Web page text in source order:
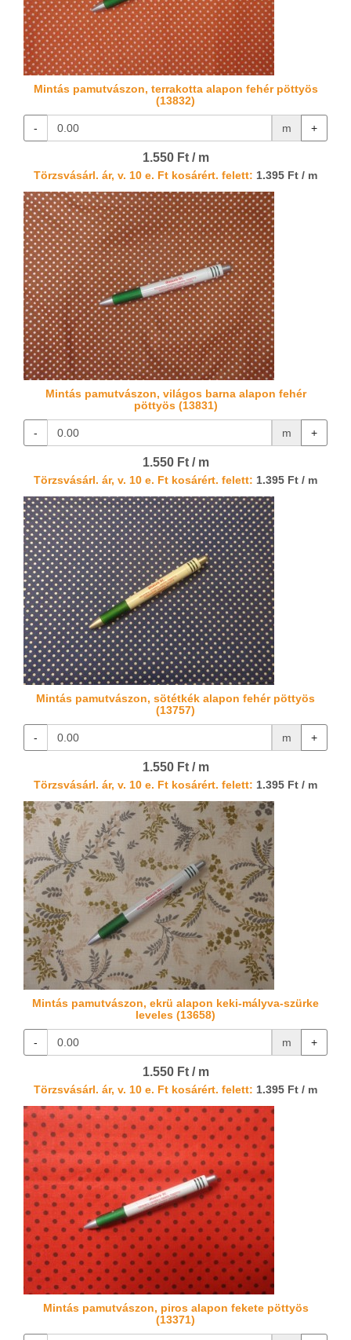
Mintás pamutvászon, terrakotta alapon fehér pöttyös
(13832)
- m +
1.550 Ft / m
Törzsvásárl. ár, v. 10 e. Ft kosárért. felett: 1.395 Ft / m
Mintás pamutvászon, világos barna alapon fehér
pöttyös (13831)
- m +
1.550 Ft / m
Törzsvásárl. ár, v. 10 e. Ft kosárért. felett: 1.395 Ft / m
Mintás pamutvászon, sötétkék alapon fehér pöttyös
(13757)
- m +
1.550 Ft / m
Törzsvásárl. ár, v. 10 e. Ft kosárért. felett: 1.395 Ft / m
Mintás pamutvászon, ekrü alapon keki-mályva-szürke
leveles (13658)
- m +
1.550 Ft / m
Törzsvásárl. ár, v. 10 e. Ft kosárért. felett: 1.395 Ft / m
Mintás pamutvászon, piros alapon fekete pöttyös
(13371)